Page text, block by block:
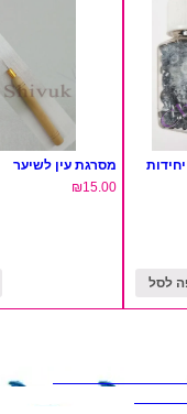
לסל
מסרגת עין לשיער
₪15.00
סטרילי 10 יח'